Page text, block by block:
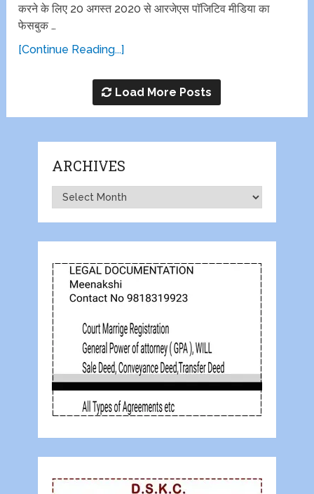
करने के लिए 20 अगस्त 2020 से आरजेएस पाॅजिटिव मीडिया का
फेसबुक …
[Continue Reading...]
Load More Posts
ARCHIVES
Archives